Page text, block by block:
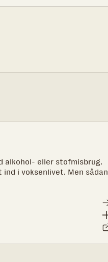
alkohol- eller stofmisbrug.
i voksenlivet. Men sådan